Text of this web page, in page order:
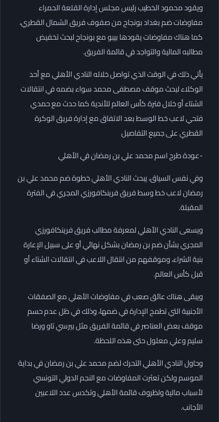
ويقود محمود الخطيب رئيس مجلس إدارة القلعة الحمراء
مفاوضات ضم بغداد بونجاح من صفوف فريق الشمال القطري،
كما هناك مفاوضات يقودها بيبو مع بونجاح لبحث تخفيض
مطالبه المالية والتواجد في قائمة الفريق.
يأتي ذلك في الوقت الذي تواصل خلاله النادي الأهلي مع أحد
الوكلاء لبحث موقف مصطفى محمد سواء بضمه في انتقالات
الشتاء أو خلال فترة كأس العالم للأندية كما حدث مع حمدي
فتحي لاعب خط الوسط بعد الاتفاق مع إدارة فريق الوكرة
القطري على جميع التفاصيل
-عودة طرح اسم محمد علي بن رمضان في الأهلي
وفي نفس السياق، يبحث النادي الأهلي خطوة ضم محمد علي بن
رمضان لاعب خط وسط فريق فرينكافورزي المجري في الفترة
المقبلة.
ويسعى النادي الأهلي لمعرفة مطالب فريق فرينكافورزي
المجري بشأن ضم بن رمضان بشكل نهائي أو على سبيل الإعارة
بنية الشراء، وموقفهم من انتقال اللاعب في انتقالات الشتاء أو
قبل كأس العالم.
ويبقى هناك عائق صعب في مفاوضات الأهلي مع الصفقات
الأجنبية التي تطمح الإدارة في ضمها، وذلك في ظل عدم حسم
موقف بعض العناصر في قائمة الفريق مثل بيرسي تاو ورضا
سليم وعلي معلول حتى هذه اللحظة.
وحاول النادي الأهلي التحرك لضم محمد علي بن رمضان في بداية
الموسم ولكن تعثرت المفاوضات مع النجم الدولي التونسي
لأسباب مالية ولظروف قائمة الأهلي وتكدس عدد اللاعبين
الأجانب.